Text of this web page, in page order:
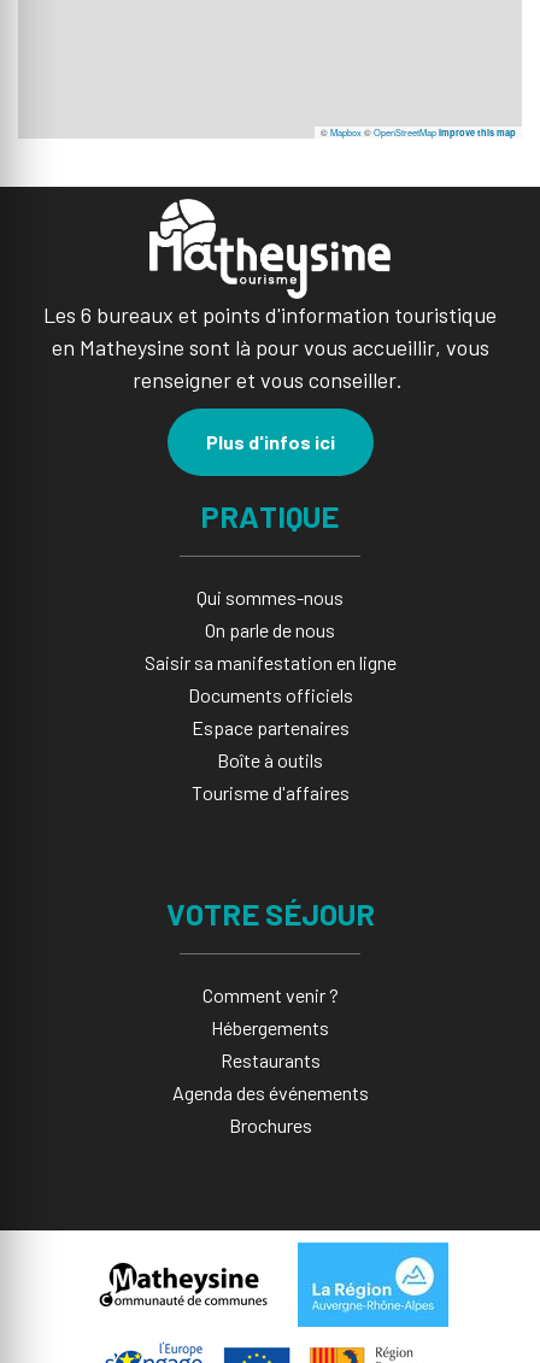
©Mapbox©OpenStreetMap Improve this map
Les 6 bureaux et points d'information touristique
en Matheysine sont là pour vous accueillir, vous
renseigner et vous conseiller.
Plus d'infos ici
PRATIQUE
Qui sommes-nous
On parle de nous
Saisir sa manifestation en ligne​
Documents officiels
Espace partenaires
Boîte à outils
Tourisme d'affaires
VOTRE SÉJOUR
Comment venir ?
Hébergements
Restaurants
Agenda des événements
Brochures